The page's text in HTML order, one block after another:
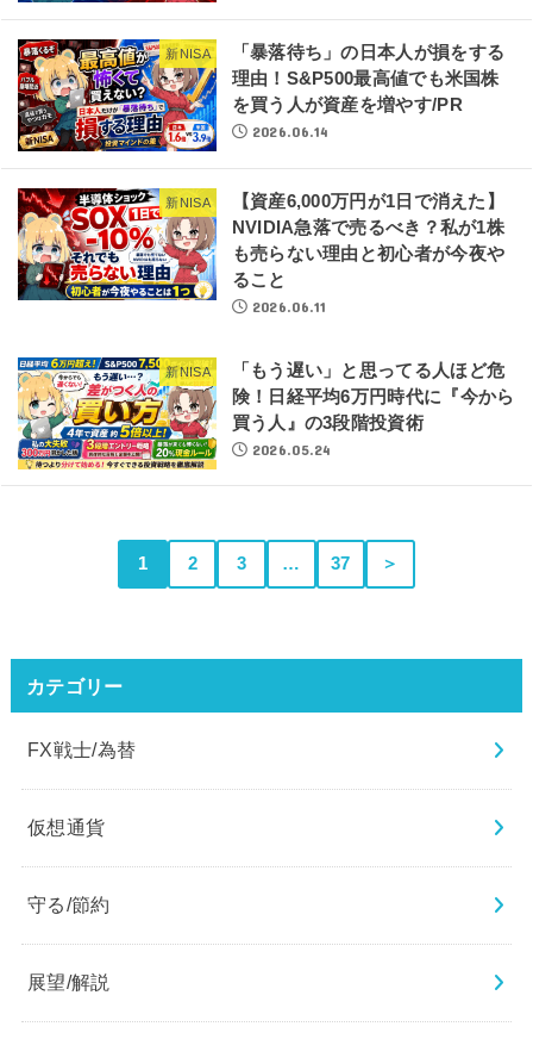
新NISA
「暴落待ち」の日本人が損をする
理由！S&P500最高値でも米国株
を買う人が資産を増やす/PR
2026.06.14
新NISA
【資産6,000万円が1日で消えた】
NVIDIA急落で売るべき？私が1株
も売らない理由と初心者が今夜や
ること
2026.06.11
新NISA
「もう遅い」と思ってる人ほど危
険！日経平均6万円時代に『今から
買う人』の3段階投資術
2026.05.24
1 2 3 … 37 ＞
カテゴリー
FX戦士/為替
仮想通貨
守る/節約
展望/解説